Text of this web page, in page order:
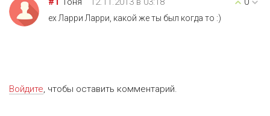
ех Ларри Ларри, какой же ты был когда то :)
Войдите, чтобы оставить комментарий.